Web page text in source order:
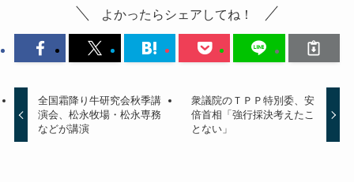
よかったらシェアしてね！
全国霜降り牛研究会秋季講
演会、松永牧場・松永専務
などが講演
衆議院のＴＰＰ特別委、安
倍首相「強行採決考えたこ
とない」